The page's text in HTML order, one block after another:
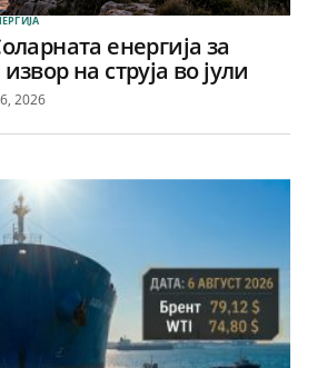
енергија за
на струја во јули
2026